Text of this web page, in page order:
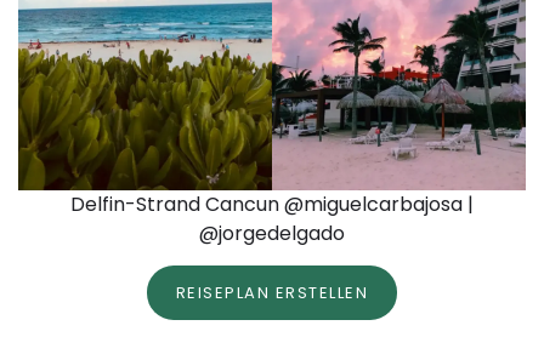
Delfin-Strand Cancun @miguelcarbajosa |
@jorgedelgado
REISEPLAN ERSTELLEN